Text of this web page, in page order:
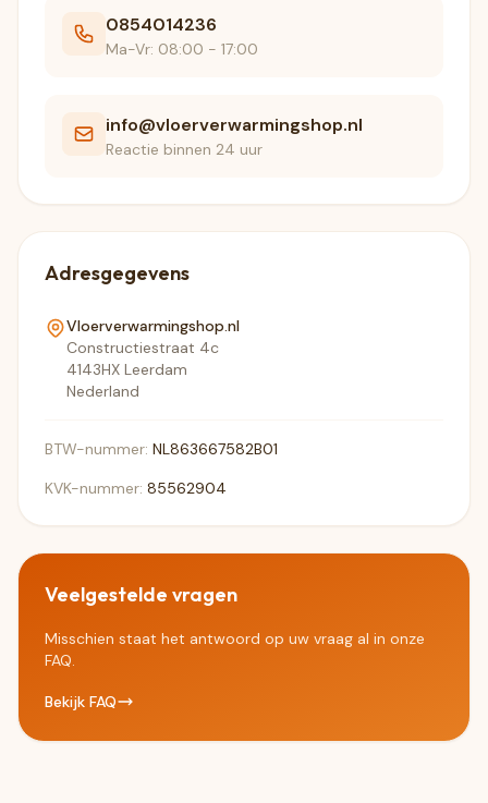
0854014236
Ma-Vr: 08:00 - 17:00
info@vloerverwarmingshop.nl
Reactie binnen 24 uur
Adresgegevens
Vloerverwarmingshop.nl
Constructiestraat 4c
4143HX Leerdam
Nederland
BTW-nummer: NL863667582B01
KVK-nummer: 85562904
Veelgestelde vragen
Misschien staat het antwoord op uw vraag al in onze
FAQ.
Bekijk FAQ